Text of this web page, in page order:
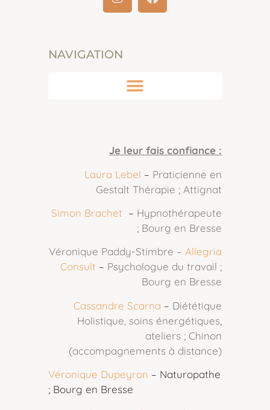
NAVIGATION
Je leur fais confiance :
Laura Lebel – Praticienne en
Gestalt Thérapie ; Attignat
Simon Brachet – Hypnothérapeute
; Bourg en Bresse
Véronique Paddy-Stimbre – Allegria
Consult – Psychologue du travail ;
Bourg en Bresse
Cassandre Scarna – Diététique
Holistique, soins énergétiques,
ateliers ; Chinon
(accompagnements à distance)
Véronique Dupeyron – Naturopathe
; Bourg en Bresse